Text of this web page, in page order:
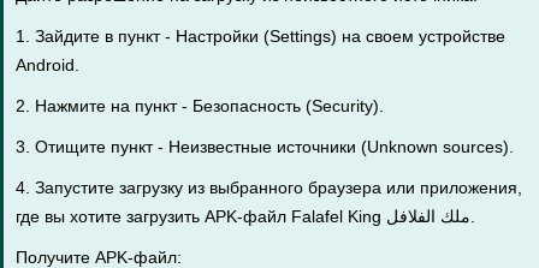
1. Зайдите в пункт - Настройки (Settings) на своем устройстве
Android.
2. Нажмите на пункт - Безопасность (Security).
3. Отищите пункт - Неизвестные источники (Unknown sources).
4. Запустите загрузку из выбранного браузера или приложения,
Получите APK-файл: